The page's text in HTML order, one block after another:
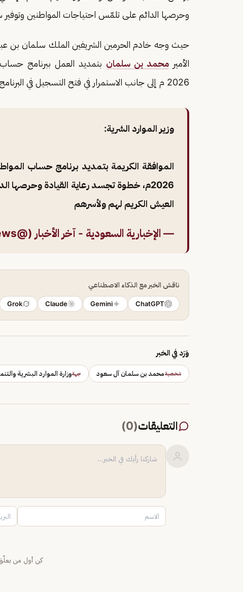
وحرصها الدائم على تلمّس احتياجات المواطنين
حيث وجه خادم الحرمين الشريفين الملك سلمان بن
الأميرمحمد بن سلمان بتمديد العمل ببرنامج
2026 م إلى جانب الاستمرار في فتح التسجيل في البرنامج.
وزير الموارد الشرية:
الموافقة الكريمة بتمديد برنامج حساب
2026م، خطوة تجسد رعاية القيادة
العيش الكريم لهم ولأسرهم
— الإخبارية السعودية - آخر الأخبار (@alekhbariyaNews)
ناقش الخبر مع الذكاء الاصطناعي
ChatGPT
Gemini
Claude
Grok
وَرَد في الخبر
شخصيةمحمد بن سلمان آل سعود جهةوزارة الموارد البشرية
التعليقات(
0
)
كن أول من